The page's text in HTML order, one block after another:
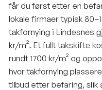
får du først etter en
lokale firmaer typisk
takfornying i Lindesnes
kr/m². Et fullt takskifte
rundt 1700 kr/m² og
hvor takfornying
tilbud etter befaring, slik